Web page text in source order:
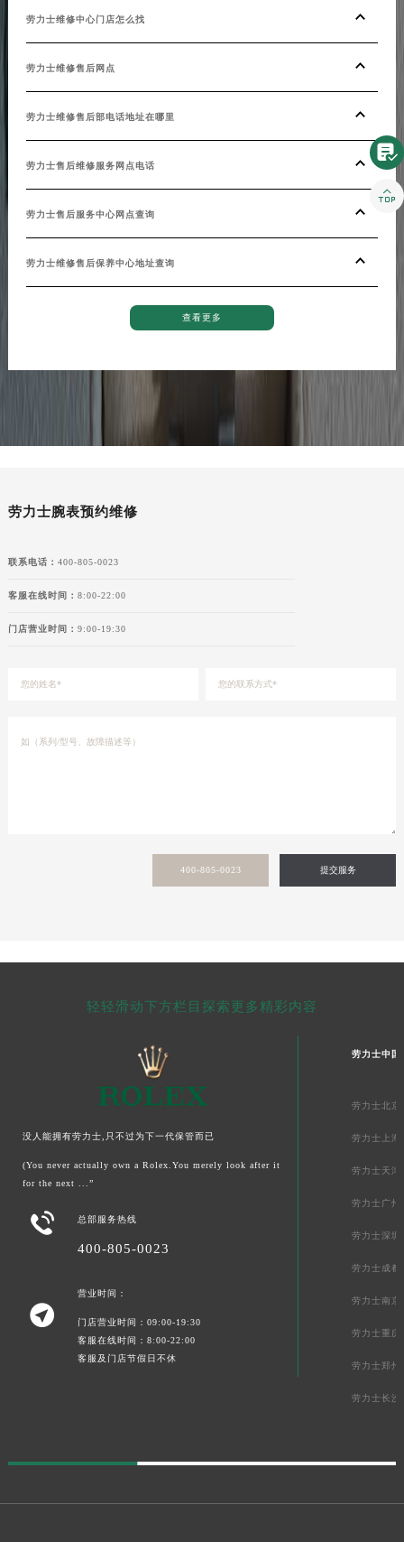
劳力士维修中心门店怎么找
劳力士维修售后网点
劳力士维修售后部电话地址在哪里
劳力士售后维修服务网点电话
劳力士售后服务中心网点查询
劳力士维修售后保养中心地址查询
查看更多
劳力士腕表预约维修
联系电话： 400-805-0023
客服在线时间： 8:00-22:00
门店营业时间： 9:00-19:30
400-805-0023 提交服务
轻轻滑动下方栏目探索更多精彩内容
没人能拥有劳力士,只不过为下一代保管而已
(You never actually own a Rolex.You merely look after it
for the next ...”
 总部服务热线
400-805-0023

营业时间：
门店营业时间：09:00-19:30
客服在线时间：8:00-22:00
客服及门店节假日不休
劳力士中国
劳力士北京
劳力士上海
劳力士天津
劳力士广州
劳力士深圳
劳力士成都
劳力士南京
劳力士重庆
劳力士郑州
劳力士长沙

